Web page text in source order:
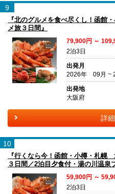
9
『北のグルメを食べ尽くし！函
メ旅３日間』
79,900円 ～
2泊3日
出発月
2026年 09月 ~
出発地
大阪府
詳
10
『行くなら今！函館・小樽・札幌
３日間／2泊目夕食付・湯の川温泉
59,900円 ～
2泊3日